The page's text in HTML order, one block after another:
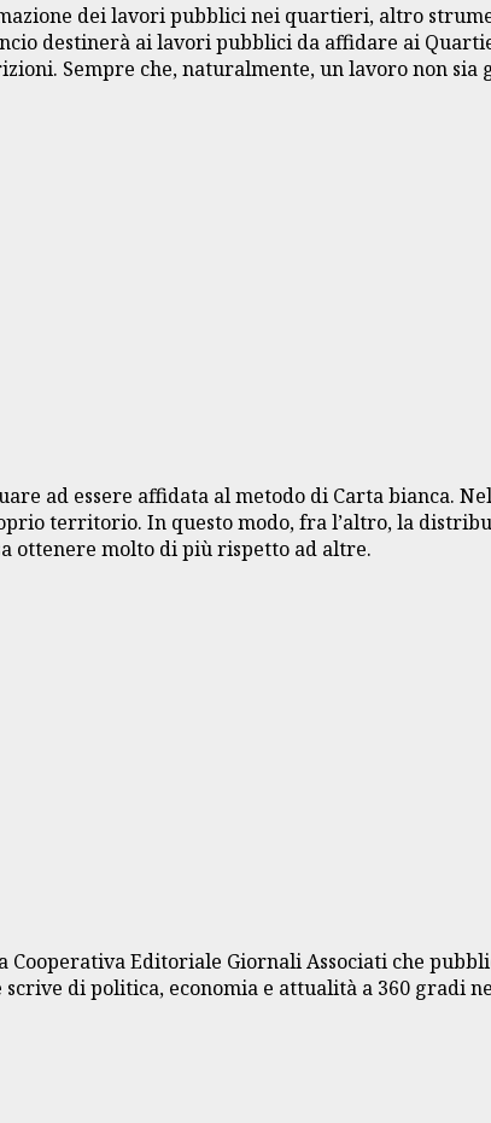
dei lavori pubblici nei quartieri, altro
destinerà ai lavori pubblici da affidare ai
Sempre che, naturalmente, un lavoro non
ad essere affidata al metodo di Carta bianca.
territorio. In questo modo, fra l’altro, la
ottenere molto di più rispetto ad altre.
Editoriale Giornali Associati che
di politica, economia e attualità a 360 gradi